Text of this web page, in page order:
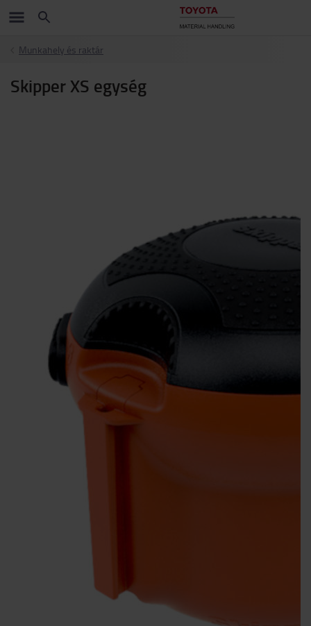
Munkahely és raktár
Skipper XS egység